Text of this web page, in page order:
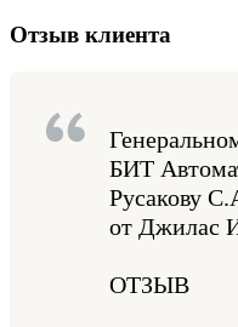
Отзыв клиента
БИТ
Русакову
от Джилас
ОТЗЫВ